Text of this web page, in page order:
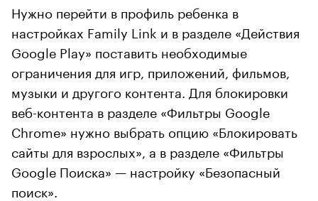
Нужно перейти в профиль ребенка в
настройках Family Link и в разделе «Действия
Google Play» поставить необходимые
ограничения для игр, приложений, фильмов,
музыки и другого контента. Для блокировки
веб-контента в разделе «Фильтры Google
Chrome» нужно выбрать опцию «Блокировать
сайты для взрослых», а в разделе «Фильтры
Google Поиска» — настройку «Безопасный
поиск».